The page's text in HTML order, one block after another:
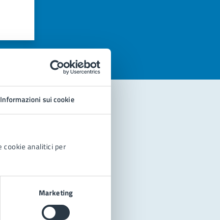
Informazioni sui cookie
cookie analitici per
Marketing